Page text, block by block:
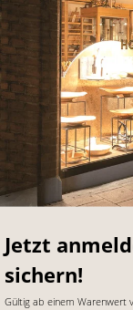
Jetzt
sichern!
Gültig ab einem Warenwert